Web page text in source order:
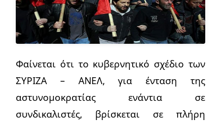
Φαίνεται ότι το κυβερνητικό σχέδιο των
ΣΥΡΙΖΑ – ΑΝΕΛ, για ένταση της
αστυνομοκρατίας ενάντια σε
συνδικαλιστές, βρίσκεται σε πλήρη